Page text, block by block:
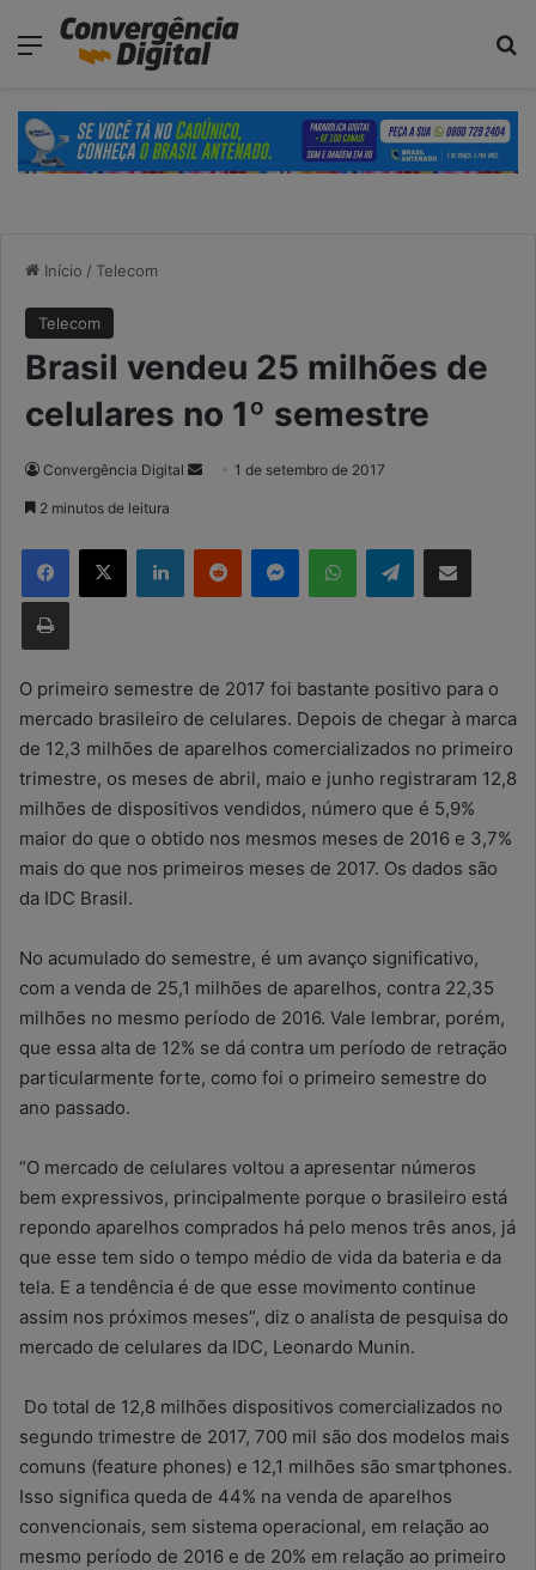
Menu
Início / Telecom
Telecom
Brasil vendeu 25 milhões de
celulares no 1º semestre
Convergência Digital
d
-
m
a
i
l
1 de setembro de 2017
2 minutos de leitura
Telegram
O primeiro semestre de 2017 foi bastante positivo para o
mercado brasileiro de celulares. Depois de chegar à marca
de 12,3 milhões de aparelhos comercializados no primeiro
trimestre, os meses de abril, maio e junho registraram 12,8
milhões de dispositivos vendidos, número que é 5,9%
maior do que o obtido nos mesmos meses de 2016 e 3,7%
mais do que nos primeiros meses de 2017. Os dados são
da IDC Brasil.
No acumulado do semestre, é um avanço significativo,
com a venda de 25,1 milhões de aparelhos, contra 22,35
milhões no mesmo período de 2016. Vale lembrar, porém,
que essa alta de 12% se dá contra um período de retração
particularmente forte, como foi o primeiro semestre do
ano passado.
“O mercado de celulares voltou a apresentar números
bem expressivos, principalmente porque o brasileiro está
repondo aparelhos comprados há pelo menos três anos, já
que esse tem sido o tempo médio de vida da bateria e da
tela. E a tendência é de que esse movimento continue
assim nos próximos meses”, diz o analista de pesquisa do
mercado de celulares da IDC, Leonardo Munin.
Do total de 12,8 milhões dispositivos comercializados no
segundo trimestre de 2017, 700 mil são dos modelos mais
comuns (feature phones) e 12,1 milhões são smartphones.
Isso significa queda de 44% na venda de aparelhos
convencionais, sem sistema operacional, em relação ao
mesmo período de 2016 e de 20% em relação ao primeiro